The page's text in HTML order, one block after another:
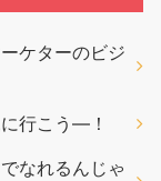
ケターのビジ
行こう―！
なれるんじゃ